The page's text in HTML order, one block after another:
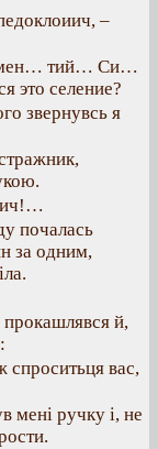
–
тий… Си…
это селение?
звернувсь я
почалась
за одним,
прокашлявся й,
вас,
мені ручку і, не